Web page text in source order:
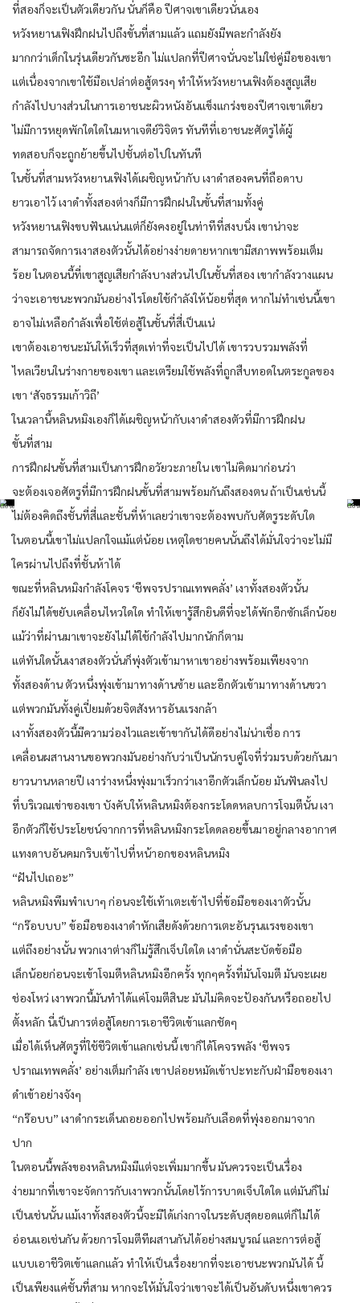
ที่สองก็จะเป็นตัวเดียวกัน นั่นก็คือ ปีศาจเขาเดียวนั่นเอง
หวังหยานเฟิงฝึกฝนไปถึงขั้นที่สามแล้ว แถมยังมีพละกำลังยัง
มากกว่าเด็กในรุ่นเดียวกันซะอีก ไม่แปลกที่ปีศาจนั่นจะไม่ใช่คู่มือของเขา
แต่เนื่องจากเขาใช้มือเปล่าต่อสู้ตรงๆ ทำให้หวังหยานเฟิงต้องสูญเสีย
กำลังไปบางส่วนในการเอาชนะผิวหนังอันแข็งแกร่งของปีศาจเขาเดียว
ไม่มีการหยุดพักใดใดในมหาเจดีย์วิจิตร ทันทีที่เอาชนะศัตรูได้ผู้
ทดสอบก็จะถูกย้ายขึ้นไปชั้นต่อไปในทันที
ในชั้นที่สามหวังหยานเฟิงได้เผชิญหน้ากับ เงาดำสองคนที่ถือดาบ
ยาวเอาไว้ เงาดำทั้งสองต่างก็มีการฝึกฝนในขั้นที่สามทั้งคู่
หวังหยานเฟิงขบฟันแน่นแต่ก็ยังคงอยู่ในท่าทีที่สงบนิ่ง เขาน่าจะ
สามารถจัดการเงาสองตัวนั้นได้อย่างง่ายดายหากเขามีสภาพพร้อมเต็ม
ร้อย ในตอนนี้ที่เขาสูญเสียกำลังบางส่วนไปในชั้นที่สอง เขากำลังวางแผน
ว่าจะเอาชนะพวกมันอย่างไรโดยใช้กำลังให้น้อยที่สุด หากไม่ทำเช่นนี้เขา
อาจไม่เหลือกำลังเพื่อใช้ต่อสู้ในชั้นที่สี่เป็นแน่
เขาต้องเอาชนะมันให้เร็วที่สุดเท่าที่จะเป็นไปได้ เขารวบรวมพลังที่
ไหลเวียนในร่างกายของเขา และเตรียมใช้พลังที่ถูกสืบทอดในตระกูลของ
เขา ‘สัจธรรมเก้าวิถี’
ในเวลานี้หลินหมิงเองก็ได้เผชิญหน้ากับเงาดำสองตัวที่มีการฝึกฝน
ขั้นที่สาม
การฝึกฝนขั้นที่สามเป็นการฝึกอวัยวะภายใน เขาไม่คิดมาก่อนว่า
จะต้องเจอศัตรูที่มีการฝึกฝนขั้นที่สามพร้อมกันถึงสองตน ถ้าเป็นเช่นนี้
ไม่ต้องคิดถึงชั้นที่สี่และชั้นที่ห้าเลยว่าเขาจะต้องพบกับศัตรูระดับใด
ในตอนนี้เขาไม่แปลกใจแม้แต่น้อย เหตุใดชายคนนั้นถึงได้มั่นใจว่าจะไม่มี
ใครผ่านไปถึงที่ชั้นห้าได้
ขณะที่หลินหมิงกำลังโคจร ‘ชีพจรปราณเทพคลั่ง’ เงาทั้งสองตัวนั้น
ก็ยังไม่ได้ขยับเคลื่อนไหวใดใด ทำให้เขารู้สึกยินดีที่จะได้พักอีกซักเล็กน้อย
แม้ว่าที่ผ่านมาเขาจะยังไม่ได้ใช้กำลังไปมากนักก็ตาม
แต่ทันใดนั้นเงาสองตัวนั่นก็พุ่งตัวเข้ามาหาเขาอย่างพร้อมเพียงจาก
ทั้งสองด้าน ตัวหนึ่งพุ่งเข้ามาทางด้านซ้าย และอีกตัวเข้ามาทางด้านขวา
แต่พวกมันทั้งคู่เปี่ยมด้วยจิตสังหารอันแรงกล้า
เงาทั้งสองตัวนี้มีความว่องไวและเข้าขากันได้ดีอย่างไม่น่าเชื่อ การ
เคลื่อนผสานงานขอพวกงมันอย่างกับว่าเป็นนักรบคู่ใจที่ร่วมรบด้วยกันมา
ยาวนานหลายปี เงาร่างหนึ่งพุ่งมาเร็วกว่าเงาอีกตัวเล็กน้อย มันฟันลงไป
ที่บริเวณเข่าของเขา บังคับให้หลินหมิงต้องกระโดดหลบการโจมตีนั้น เงา
อีกตัวก็ใช้ประโยชน์จากการที่หลินหมิงกระโดดลอยขึ้นมาอยู่กลางอากาศ
แทงดาบอันคมกริบเข้าไปที่หน้าอกของหลินหมิง
“ฝันไปเถอะ”
หลินหมิงพึมพำเบาๆ ก่อนจะใช้เท้าเตะเข้าไปที่ข้อมือของเงาตัวนั้น
“กร๊อบบบ” ข้อมือของเงาดำหักเสียดังด้วยการเตะอันรุนแรงของเขา
แต่ถึงอย่างนั้น พวกเงาต่างก็ไม่รู้สึกเจ็บใดใด เงาดำนั่นสะบัดข้อมือ
เล็กน้อยก่อนจะเข้าโจมตีหลินหมิงอีกครั้ง ทุกๆครั้งที่มันโจมตี มันจะเผย
ช่องโหว่ เงาพวกนี้มันทำได้แค่โจมตีสินะ มันไม่คิดจะป้องกันหรือถอยไป
ตั้งหลัก นี่เป็นการต่อสู้โดยการเอาชีวิตเข้าแลกชัดๆ
เมื่อได้เห็นศัตรูที่ใช้ชีวิตเข้าแลกเช่นนี้ เขาก็ได้โคจรพลัง ‘ชีพจร
ปราณเทพคลั่ง’ อย่างเต็มกำลัง เขาปล่อยหมัดเข้าปะทะกับฝ่ามือของเงา
ดำเข้าอย่างจังๆ
“กร๊อบบ” เงาดำกระเด็นถอยออกไปพร้อมกับเลือดที่พุ่งออกมาจาก
ปาก
ในตอนนี้พลังของหลินหมิงมีแต่จะเพิ่มมากขึ้น มันควรจะเป็นเรื่อง
ง่ายมากที่เขาจะจัดการกับเงาพวกนั้นโดยไร้การบาดเจ็บใดใด แต่มันก็ไม่
เป็นเช่นนั้น แม้เงาทั้งสองตัวนี้จะมิได้เก่งกาจในระดับสุดยอดแต่ก็ไม่ได้
อ่อนแอเช่นกัน ด้วยการโจมตีทีผสานกันได้อย่างสมบูรณ์ และการต่อสู้
แบบเอาชีวิตเข้าแลกแล้ว ทำให้เป็นเรื่องยากที่จะเอาชนะพวกมันได้ นี้
เป็นเพียงแค่ชั้นที่สาม หากจะให้มั่นใจว่าเขาจะได้เป็นอันดับหนึ่งเขาควร